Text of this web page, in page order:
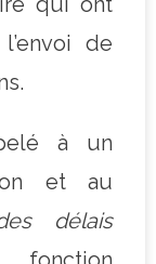
de
à un
et au
délais